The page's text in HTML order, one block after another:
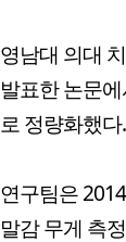
영남대 의대
발표한 논문
로 정량화했다.
연구팀은
말감 무게 측